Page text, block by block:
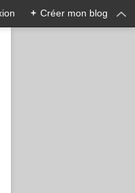
+ Créer mon blog